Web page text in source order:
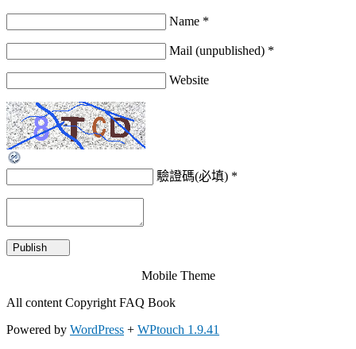
Name *
Mail (unpublished) *
Website
驗證碼(必填) *
Mobile Theme
All content Copyright FAQ Book
Powered by WordPress + WPtouch 1.9.41